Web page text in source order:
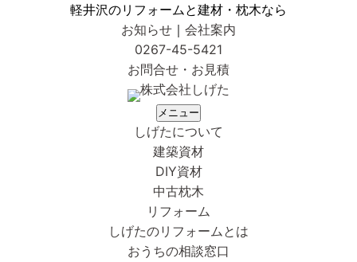
軽井沢のリフォームと建材・枕木なら
お知らせ ｜ 会社案内
0267-45-5421
お問合せ・お見積
メニュー
しげたについて
建築資材
DIY資材
中古枕木
リフォーム
しげたのリフォームとは
おうちの相談窓口